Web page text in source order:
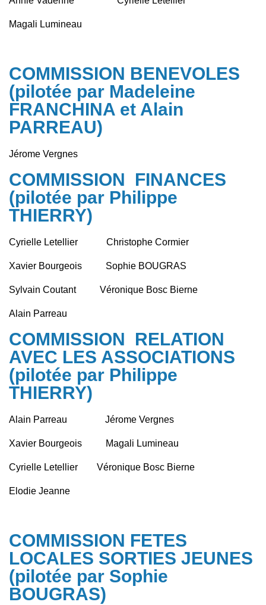
Magali Lumineau
COMMISSION BENEVOLES
(pilotée par Madeleine
FRANCHINA et Alain
PARREAU)
Jérome Vergnes
COMMISSION FINANCES
(pilotée par Philippe
THIERRY)
Cyrielle Letellier Christophe Cormier
Xavier Bourgeois Sophie BOUGRAS
Sylvain Coutant Véronique Bosc Bierne
Alain Parreau
COMMISSION RELATION
AVEC LES ASSOCIATIONS
(pilotée par Philippe
THIERRY)
Alain Parreau Jérome Vergnes
Xavier Bourgeois Magali Lumineau
Cyrielle Letellier Véronique Bosc Bierne
Elodie Jeanne
COMMISSION FETES
LOCALES SORTIES JEUNES
(pilotée par Sophie
BOUGRAS)